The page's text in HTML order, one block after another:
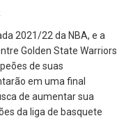
2021/22 da NBA, e a
Golden State Warriors
de suas
em uma final
de aumentar sua
da liga de basquete